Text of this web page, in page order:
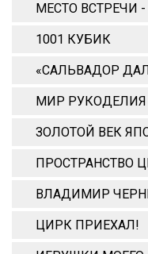
МЕСТО ВСТРЕЧИ
1001 КУБИК
«САЛЬВАДОР
МИР РУКОДЕЛИЯ
ЗОЛОТОЙ ВЕК
ПРОСТРАНСТВО
ВЛАДИМИР
ЦИРК ПРИЕХАЛ!